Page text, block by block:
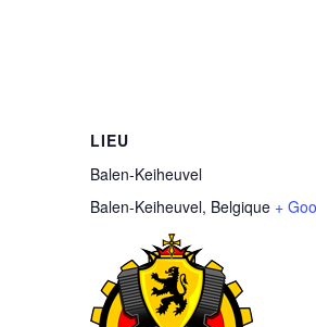
LIEU
Balen-Keiheuvel
Balen-Keiheuvel, Belgique +